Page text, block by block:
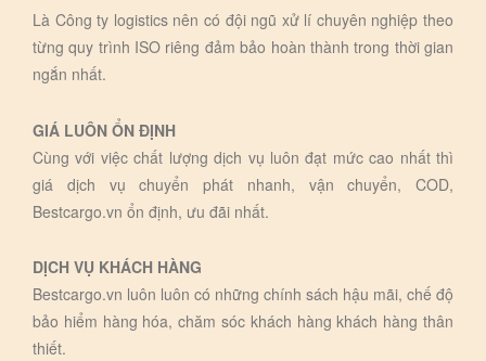
Là Công ty logistics nên có đội ngũ xử lí chuyên nghiệp theo
từng quy trình ISO riêng đảm bảo hoàn thành trong thời gian
ngắn nhất.
GIÁ LUÔN ỔN ĐỊNH
Cùng với việc chất lượng dịch vụ luôn đạt mức cao nhất thì
giá dịch vụ chuyển phát nhanh, vận chuyển, COD,
Bestcargo.vn ổn định, ưu đãi nhất.
DỊCH VỤ KHÁCH HÀNG
Bestcargo.vn luôn luôn có những chính sách hậu mãi, chế độ
bảo hiểm hàng hóa, chăm sóc khách hàng khách hàng thân
thiết.